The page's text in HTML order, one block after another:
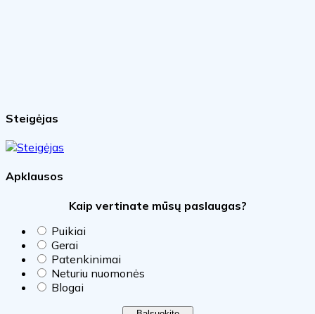
Steigėjas
Apklausos
Kaip vertinate mūsų paslaugas?
Puikiai
Gerai
Patenkinimai
Neturiu nuomonės
Blogai